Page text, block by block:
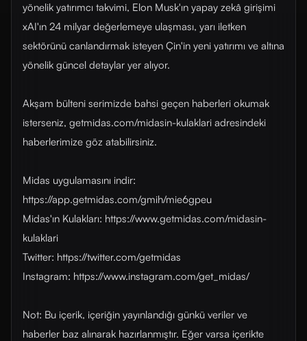
yönelik yatırımcı takvimi, Elon Musk'ın yapay zekâ girişimi
xAI'ın 24 milyar değerlemeye ulaşması, yarı iletken
sektörünü canlandırmak isteyen Çin'in yeni yatırımı ve altına
yönelik güncel detaylar yer alıyor.
Akşam bülteni serimizde bahsi geçen haberleri okumak
isterseniz, getmidas.com/midasin-kulaklari adresindeki
haberlerimize göz atabilirsiniz.
Midas uygulamasını indir:
https://app.getmidas.com/gmih/mie6gpeu
Midas'ın Kulakları: https://www.getmidas.com/midasin-
kulaklari
Twitter: https://twitter.com/getmidas
Instagram: https://www.instagram.com/get_midas/
Not: Bu içerik, içeriğin yayınlandığı günkü veriler ve
haberler baz alınarak hazırlanmıştır. Eğer varsa içerikte